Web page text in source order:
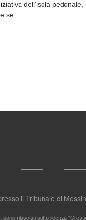
dell'isola
se...
il Tribunale di
rilasciati sotto licenza